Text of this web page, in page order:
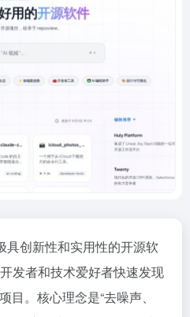
具创新性和实用性的开源软
发者和技术爱好者快速发现
。核心理念是‍“去噪声、